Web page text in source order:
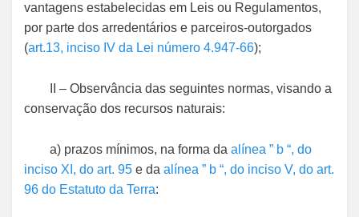
vantagens estabelecidas em Leis ou Regulamentos,
por parte dos arredentários e parceiros-outorgados
(art.13, inciso IV da Lei número 4.947-66);
II – Observância das seguintes normas, visando a
conservação dos recursos naturais:
a) prazos mínimos, na forma da alínea ” b “, do
inciso XI, do art. 95 e da alínea ” b “, do inciso V, do art.
96 do Estatuto da Terra: